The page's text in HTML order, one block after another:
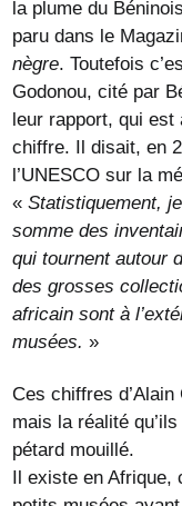
la plume du
paru dans le
nègre. Toutefois
Godonou, cité par
leur rapport, qui est
chiffre. Il disait, en
l’UNESCO sur la
«Statistiquement,
somme des
qui tournent autour
des grosses
africain sont à
musées. »
Ces chiffres d’Alain
mais la réalité
pétard mouillé.
Il existe en Afrique,